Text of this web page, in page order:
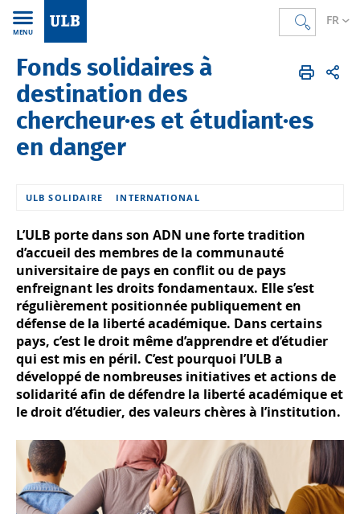
FR
MENU
Accueil FR L'Université
International
Fonds solidaires internationaux
Fonds solidaires à
destination des
chercheur·es et étudiant·es
en danger
ULB SOLIDAIRE INTERNATIONAL
L’ULB porte dans son ADN une forte tradition
d’accueil des membres de la communauté
universitaire de pays en conflit ou de pays
enfreignant les droits fondamentaux. Elle s’est
régulièrement positionnée publiquement en
défense de la liberté académique. Dans certains
pays, c’est le droit même d’apprendre et d’étudier
qui est mis en péril. C’est pourquoi l’ULB a
développé de nombreuses initiatives et actions de
solidarité afin de défendre la liberté académique et
le droit d’étudier, des valeurs chères à l’institution.